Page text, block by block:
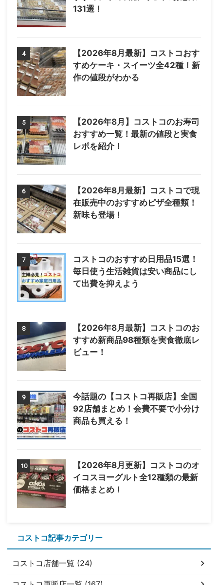
131選！
4
【2026年8月最新】コストコおす
すめケーキ・スイーツ全42種！新
作の値段がわかる
5
【2026年8月】コストコのお寿司
おすすめ一覧！最新の値段と実食
レポを紹介！
6
【2026年8月最新】コストコで現
在販売中のおすすめピザ全種類！
新味も登場！
7
コストコのおすすめ日用品15選！
毎日使う生活雑貨は安い商品にし
て出費を抑えよう
8
【2026年8月最新】コストコのお
すすめ新商品98種類を実食徹底レ
ビュー！
9
今話題の【コストコ再販店】全国
92店舗まとめ！会費不要で小分け
商品も買える！
10
【2026年8月更新】コストコのオ
イコスヨーグルト全12種類の最新
価格まとめ！
コストコ記事カテゴリー
コストコ店舗一覧 (24)